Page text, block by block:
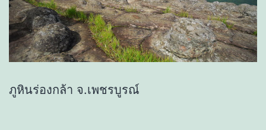
ภูหินร่องกล้า จ.เพชรบูรณ์